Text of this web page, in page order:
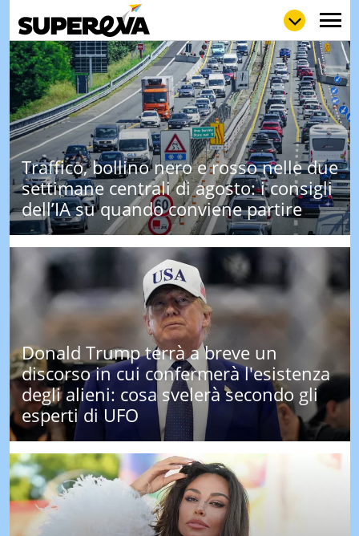
LOLGULP
LOVE
WOW
POP
NEWS
STORIE
VIDEO
& TV
QUIZ
&
TEST
LE
DI
OGGI
LE
Traffico, bollino nero e rosso nelle due
settimane centrali di agosto: i consigli
dell’IA su quando conviene partire
Donald Trump terrà a breve un
discorso in cui confermerà l'esistenza
degli alieni: cosa svelerà secondo gli
esperti di UFO